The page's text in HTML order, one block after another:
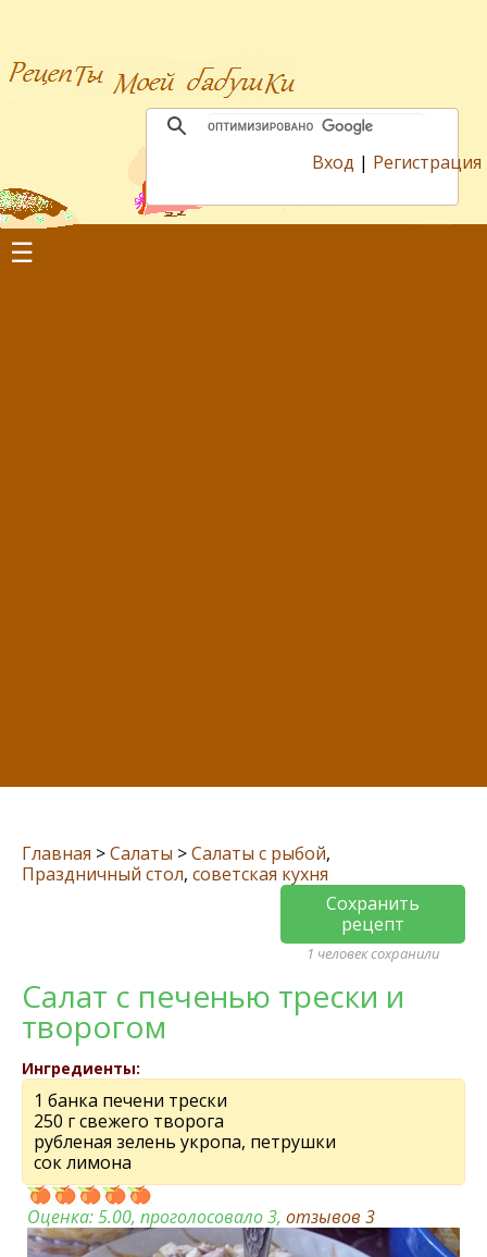
Вход | Регистрация
☰
Главная >Салаты >Салаты с рыбой,
Праздничный стол, советская кухня
Сохранить
рецепт
1 человек сохранили
Салат с печенью трески и
творогом
Ингредиенты:
1 банка печени трески
250 г свежего творога
рубленая зелень укропа, петрушки
сок лимона
Оценка:5.00, проголосовало 3, отзывов 3